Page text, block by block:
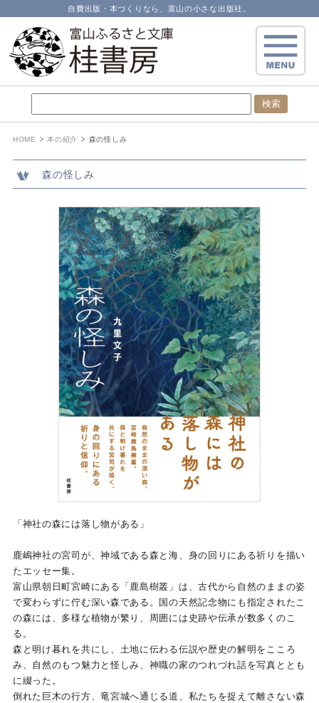
自費出版・本づくりなら、富山の小さな出版社。
HOME 本の紹介 森の怪しみ
森の怪しみ
「神社の森には落し物がある」
鹿嶋神社の宮司が、神域である森と海、身の回りにある祈りを描い
たエッセー集。
富山県朝日町宮崎にある「鹿島樹叢」は、古代から自然のままの姿
で変わらずに佇む深い森である。国の天然記念物にも指定されたこ
の森には、多様な植物が繁り、周囲には史跡や伝承が数多くのこ
る。
森と明け暮れを共にし、土地に伝わる伝説や歴史の解明をこころ
み、自然のもつ魅力と怪しみ、神職の家のつれづれ話を写真ととも
に綴った。
倒れた巨木の行方、竜宮城へ通じる道、私たちを捉えて離さない森